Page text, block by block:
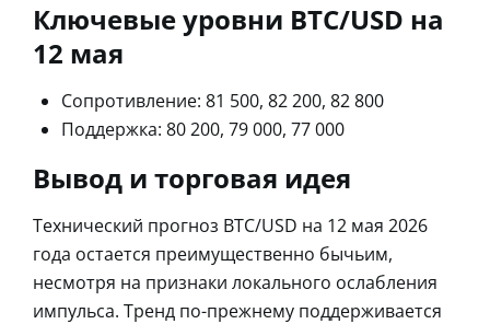
Ключевые уровни BTC/USD на
12 мая
Сопротивление: 81 500, 82 200, 82 800
Поддержка: 80 200, 79 000, 77 000
Вывод и торговая идея
Технический прогноз BTC/USD на 12 мая 2026
года остается преимущественно бычьим,
несмотря на признаки локального ослабления
импульса. Тренд по-прежнему поддерживается